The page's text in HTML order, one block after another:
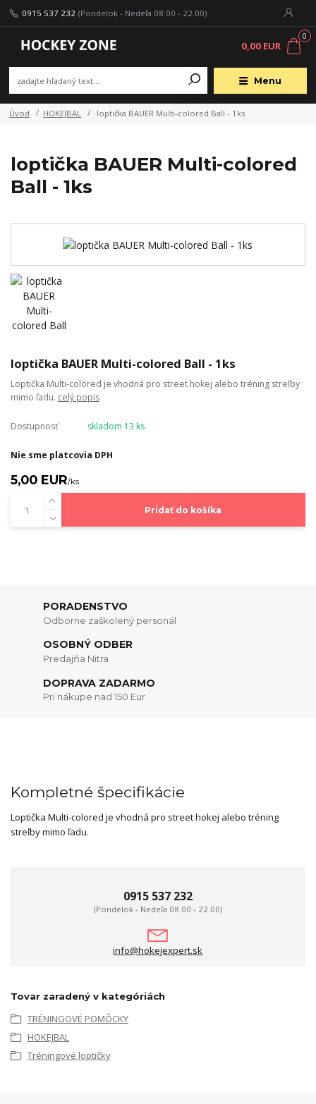
Menu
0915 537 232 (Pondelok - Nedeľa 08.00 - 22.00)
0
0,00 EUR
Úvod HOKEJBAL loptička BAUER Multi-colored Ball - 1ks
loptička BAUER Multi-colored
Ball - 1ks
loptička BAUER Multi-colored Ball - 1ks
Loptička Multi-colored je vhodná pro street hokej alebo tréning streľby
mimo ľadu. celý popis
Dostupnosť skladom 13 ks
Nie sme platcovia DPH
5,00 EUR/ks
Pridať do košíka
PORADENSTVO
Odborne zaškolený personál
OSOBNÝ ODBER
Predajňa Nitra
DOPRAVA ZADARMO
Pri nákupe nad 150 Eur
Kompletné špecifikácie
Loptička Multi-colored je vhodná pro street hokej alebo tréning
streľby mimo ľadu.
0915 537 232
(Pondelok - Nedeľa 08.00 - 22.00)
info@hokejexpert.sk
Tovar zaradený v kategóriách
TRÉNINGOVÉ POMÔCKY
HOKEJBAL
Tréningové loptičky